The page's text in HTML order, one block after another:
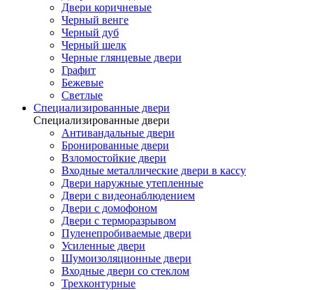
Двери коричневые
Черный венге
Черный дуб
Черный шелк
Черные глянцевые двери
Графит
Бежевые
Светлые
Специализированные двери
Специализированные двери
Антивандальные двери
Бронированные двери
Взломостойкие двери
Входные металлические двери в кассу
Двери наружные утепленные
Двери с видеонаблюдением
Двери с домофоном
Двери с терморазрывом
Пуленепробиваемые двери
Усиленные двери
Шумоизоляционные двери
Входные двери со стеклом
Трехконтурные